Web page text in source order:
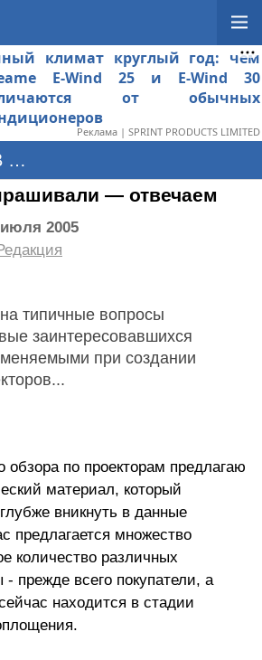
климат круглый год: чем
E-Wind 25 и E-Wind 30
от обычных
Реклама | SPRINT PRODUCTS LIMITED
МОНИТОРЫ, ТВ И ПРОЕКТОРЫ
— отвечаем
2005
типичные вопросы
заинтересовавшихся
при создании
обзора по проекторам предлагаю
материал, который
вникнуть в данные
предлагается множество
количество различных
прежде всего покупатели, а
находится в стадии